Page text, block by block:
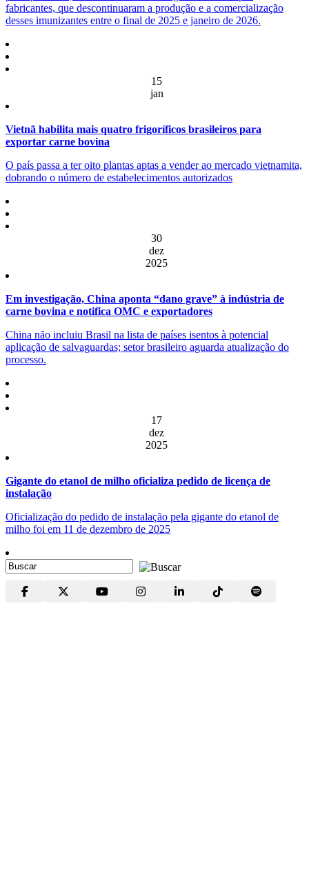
fabricantes, que descontinuaram a produção e a comercialização
desses imunizantes entre o final de 2025 e janeiro de 2026.
15
jan
Vietnã habilita mais quatro frigoríficos brasileiros para
exportar carne bovina
O país passa a ter oito plantas aptas a vender ao mercado vietnamita,
dobrando o número de estabelecimentos autorizados
30
dez
2025
Em investigação, China aponta “dano grave” à indústria de
carne bovina e notifica OMC e exportadores
China não incluiu Brasil na lista de países isentos à potencial
aplicação de salvaguardas; setor brasileiro aguarda atualização do
processo.
17
dez
2025
Gigante do etanol de milho oficializa pedido de licença de
instalação
Oficialização do pedido de instalação pela gigante do etanol de
milho foi em 11 de dezembro de 2025